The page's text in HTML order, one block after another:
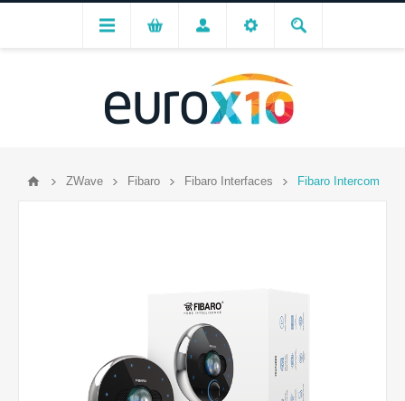
ZWave Fibaro Fibaro Interfaces Fibaro Intercom